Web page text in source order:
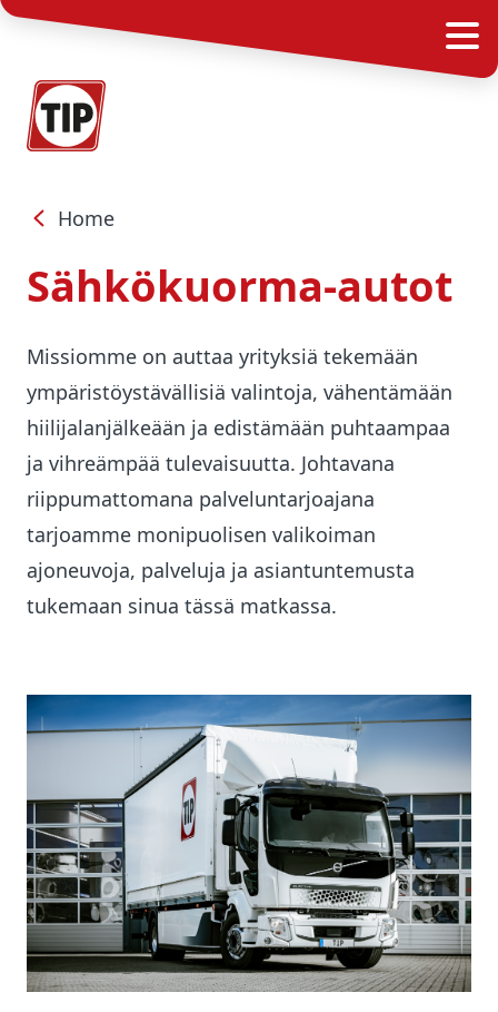
Home
Sähkökuorma-autot
Missiomme on auttaa yrityksiä tekemään
ympäristöystävällisiä valintoja, vähentämään
hiilijalanjälkeään ja edistämään puhtaampaa
ja vihreämpää tulevaisuutta. Johtavana
riippumattomana palveluntarjoajana
tarjoamme monipuolisen valikoiman
ajoneuvoja, palveluja ja asiantuntemusta
tukemaan sinua tässä matkassa.